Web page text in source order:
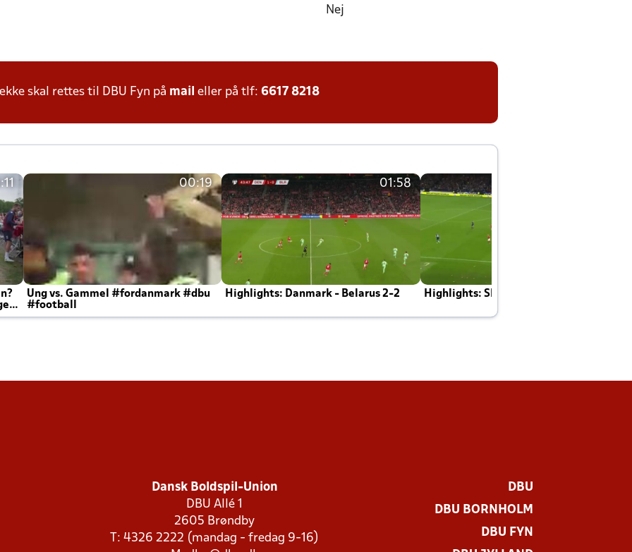
Nej
skal rettes til DBU Fyn på mail eller på tlf: 6617 8218
00:19
Ung vs. Gammel #fordanmark #dbu
#football
01:58
Highlights: Danmark - Belarus 2-2 Highlights: Skotland - Danmark 4-2
Dansk Boldspil-Union
DBU Allé 1
2605 Brøndby
T: 4326 2222 (mandag - fredag 9-16)
DBU
DBU BORNHOLM
DBU FYN